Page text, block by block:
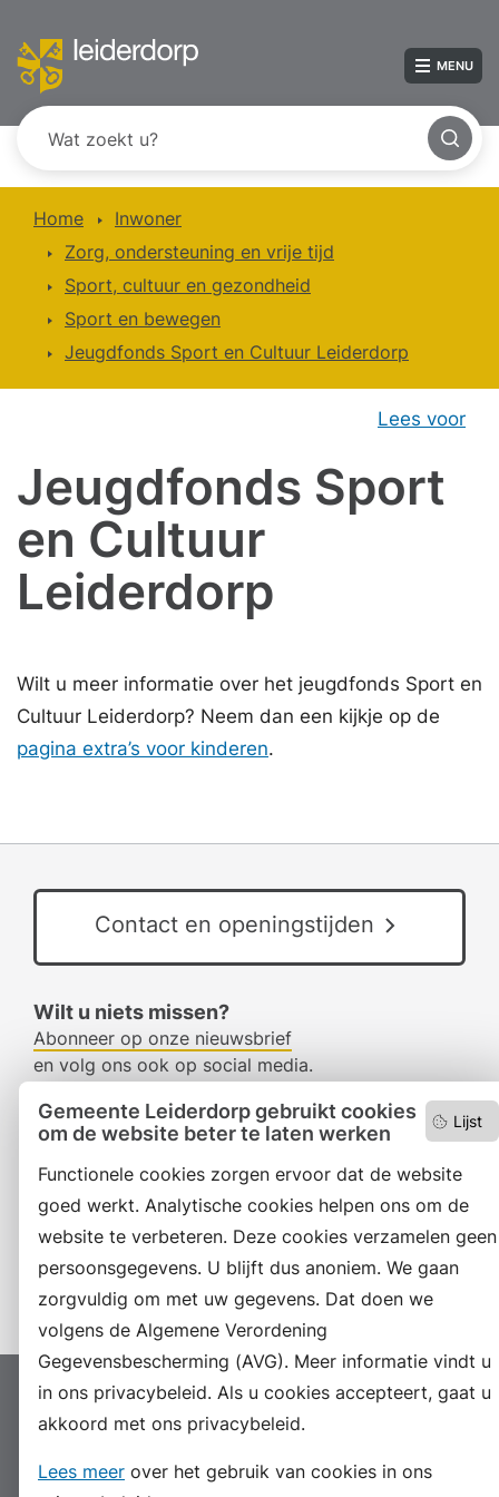
Lijst
Gemeente Leiderdorp gebruikt cookies
om de website beter te laten werken
Functionele cookies zorgen ervoor dat de website
goed werkt. Analytische cookies helpen ons om de
website te verbeteren. Deze cookies verzamelen geen
persoonsgegevens. U blijft dus anoniem. We gaan
zorgvuldig om met uw gegevens. Dat doen we
volgens de Algemene Verordening
Gegevensbescherming (AVG). Meer informatie vindt u
in ons privacybeleid. Als u cookies accepteert, gaat u
akkoord met ons privacybeleid.
Lees meer over het gebruik van cookies in ons
MENU
Home
Inwoner
Zorg, ondersteuning en vrije tijd
Sport, cultuur en gezondheid
Sport en bewegen
Jeugdfonds Sport en Cultuur Leiderdorp
Lees voor
Jeugdfonds Sport
en Cultuur
Leiderdorp
Wilt u meer informatie over het jeugdfonds Sport en
Cultuur Leiderdorp? Neem dan een kijkje op de
pagina extra’s voor kinderen.
Contact en openingstijden
Wilt u niets missen?
Abonneer op onze nieuwsbrief
en volg ons ook op social media.
Facebook
LinkedIn
Instagram
Proclaimer Colofon
Toegankelijkheid
Privacyverklaring
Suggesties
Archief Vacatures